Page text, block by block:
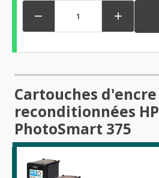
 
Cartouches d'encre
reconditionnées HP
PhotoSmart 375